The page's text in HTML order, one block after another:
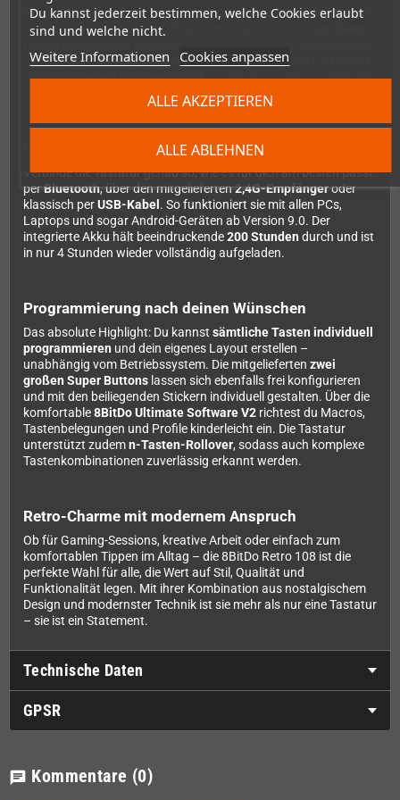
Du kannst jederzeit bestimmen, welche Cookies erlaubt
sind und welche nicht.
Weitere Informationen Cookies anpassen
ALLE ABLEHNEN
ALLE AKZEPTIEREN
Shot ABS-Tastenkappensind nicht nur langlebig, sondern auch
problemlos austauschbar. Besonders praktisch: Die
zu wechseln, ohne löten zu müssen. Das volleQWERTY-Layout
mit integriertem Nummernblockmacht die Tastatur perfekt für
Produktivität und Gaming gleichermaßen.
Flexibilität ohne Kompromisse
Verbinde die Tastatur genau so, wie es für dich am besten passt:
perBluetooth, über den mitgelieferten2,4G-Empfängeroder
klassisch perUSB-Kabel . So funktioniert sie mit allen PCs,
Laptops und sogar Android-Geräten ab Version 9.0. Der
integrierte Akku hält beeindruckende200 Stunden durch und ist
in nur 4 Stunden wieder vollständig aufgeladen.
Programmierung nach deinen Wünschen
Das absolute Highlight: Du kannst sämtliche Tasten individuell
programmieren und dein eigenes Layout erstellen –
unabhängig vom Betriebssystem. Die mitgelieferten zwei
großen Super Buttons lassen sich ebenfalls frei konfigurieren
und mit den beiliegenden Stickern individuell gestalten. Über die
komfortable8BitDo Ultimate Software V2 richtest du Macros,
Tastenbelegungen und Profile kinderleicht ein. Die Tastatur
unterstützt zudemn-Tasten-Rollover, sodass auch komplexe
Tastenkombinationen zuverlässig erkannt werden.
Retro-Charme mit modernem Anspruch
Ob für Gaming-Sessions, kreative Arbeit oder einfach zum
komfortablen Tippen im Alltag – die 8BitDo Retro 108 ist die
perfekte Wahl für alle, die Wert auf Stil, Qualität und
Funktionalität legen. Mit ihrer Kombination aus nostalgischem
Design und modernster Technik ist sie mehr als nur eine Tastatur
– sie ist ein Statement.
Technische Daten
GPSR
chat Kommentare (0)